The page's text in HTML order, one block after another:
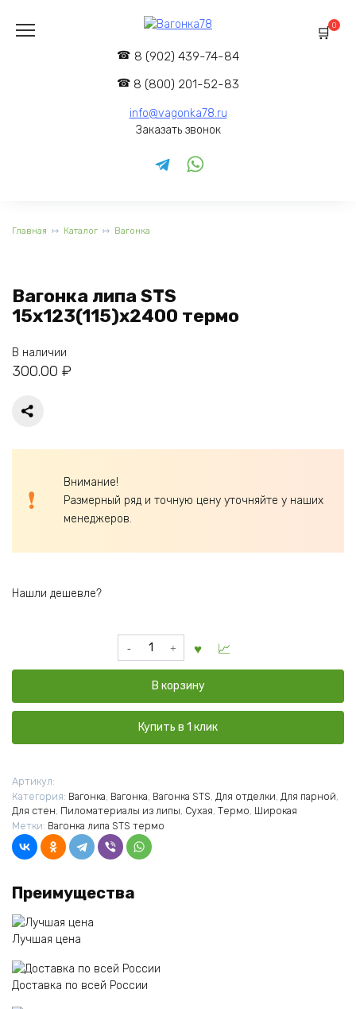
содержанию
8 (902) 439-74-84
8 (800) 201-52-83
info@vagonka78.ru
Заказать звонок
0
Главная Каталог Вагонка
Вагонка липа STS
15x123(115)x2400 термо
В наличии
300.00 ₽
Внимание!
Размерный ряд и точную цену уточняйте у наших
менеджеров.
Нашли дешевле?
Количество
товара
STS
15x123(115)x2400
термо
В корзину
Купить в 1 клик
Артикул:
Категория: Вагонка Вагонка Вагонка STS Для отделки Для парной
Для стен Пиломатериалы из липы Сухая Термо Широкая
Метки: Вагонка липа STS термо
Преимущества
Лучшая цена
Доставка по всей России